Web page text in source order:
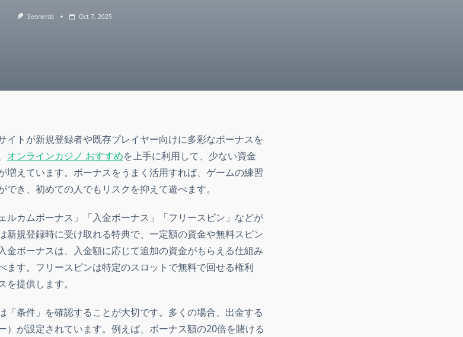
Seonerds Oct 7, 2025
イトが新規登録者や既存プレイヤー向けに多彩なボーナスを
オンラインカジノ おすすめを上手に利用して、少ない資金
増えています。ボーナスをうまく活用すれば、ゲームの練習
き、初めての人でもリスクを抑えて遊べます。
ルカムボーナス」「入金ボーナス」「フリースピン」などが
新規登録時に受け取れる特典で、一定額の資金や無料スピン
金ボーナスは、入金額に応じて追加の資金がもらえる仕組み
ます。フリースピンは特定のスロットで無料で回せる権利
提供します。
「条件」を確認することが大切です。多くの場合、出金する
）が設定されています。例えば、ボーナス額の20倍を賭ける